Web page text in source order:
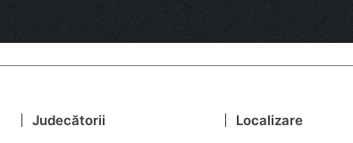
Judecătorii Localizare